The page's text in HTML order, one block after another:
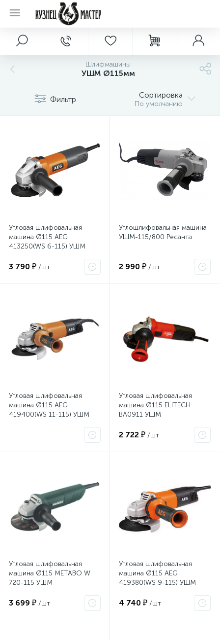
Шлифмашины
УШМ Ø115мм
Фильтр Сортировка
По умолчанию
Угловая шлифовальная
машина Ø115 AEG
413250(WS 6-115) УШМ
3 790 ₽ /шт
Углошлифовальная машина
УШМ-115/800 Ресанта
2 990 ₽ /шт
Угловая шлифовальная
машина Ø115 AEG
419400(WS 11-115) УШМ
Угловая шлифовальная
машина Ø115 ELITECH
ВА0911 УШМ
2 722 ₽ /шт
Угловая шлифовальная
машина Ø115 METABO W
720-115 УШМ
3 699 ₽ /шт
Угловая шлифовальная
машина Ø115 AEG
419380(WS 9-115) УШМ
4 740 ₽ /шт